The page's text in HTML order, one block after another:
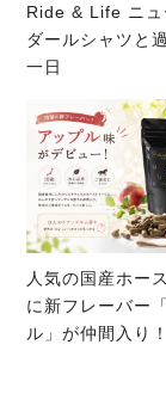
Ride & Life ニュ
ダールシャツと
一日
人気の国産ホー
に新フレーバー
ル」が仲間入り！